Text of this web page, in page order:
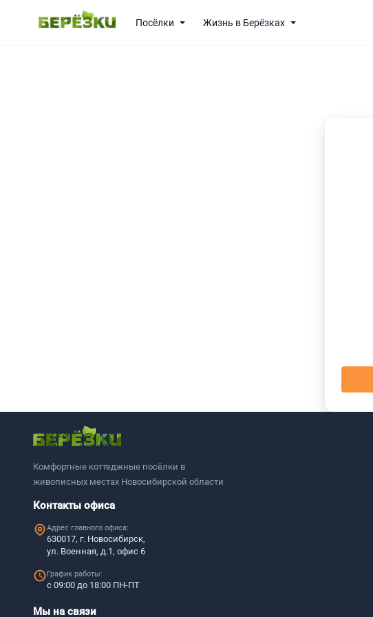
Посёлки Жизнь в Берёзках
Комфортные коттеджные посёлки в
живописных местах Новосибирской области
Контакты офиса
Адрес главного офиса:
630017, г. Новосибирск,
ул. Военная, д.1, офис 6
График работы:
с 09:00 до 18:00 ПН-ПТ
Мы на связи